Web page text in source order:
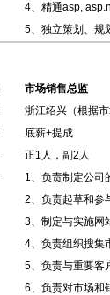
4、精通asp,
5、独立策划、规
市场销售总监
浙江绍兴（根据
底薪+提成
正1人，副2人
1、负责制定公司
2、负责起草和参
3、制定与实施网
4、负责组织搜集
5、负责与重要客
6、负责对市场和